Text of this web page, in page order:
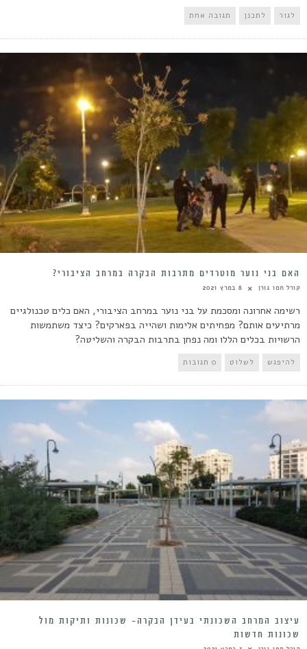
לגור לתכנן תגובה אחת
האם בני נוער מוטרדים מתרבות הבקרה במרחב הציבורי?
קורל חמו גורן 8 במרץ 2021
רשימה אחרונה ומסכמת על בני נוער במרחב הציבורי, האם כלים טכנולגיים
מרתיעים אותם? מפחיתים אלימות ושהייה בפארקים? כיצד משתמשות
הרשויות בכלים הללו ומה נפחן בתרבות הבקרה והשליטה?
להיפגש לשלוט 0 תגובות
עיצוב המרחב השכונתי בעידן הבקרה- שכונות ותיקות מול
שכונות חדשות